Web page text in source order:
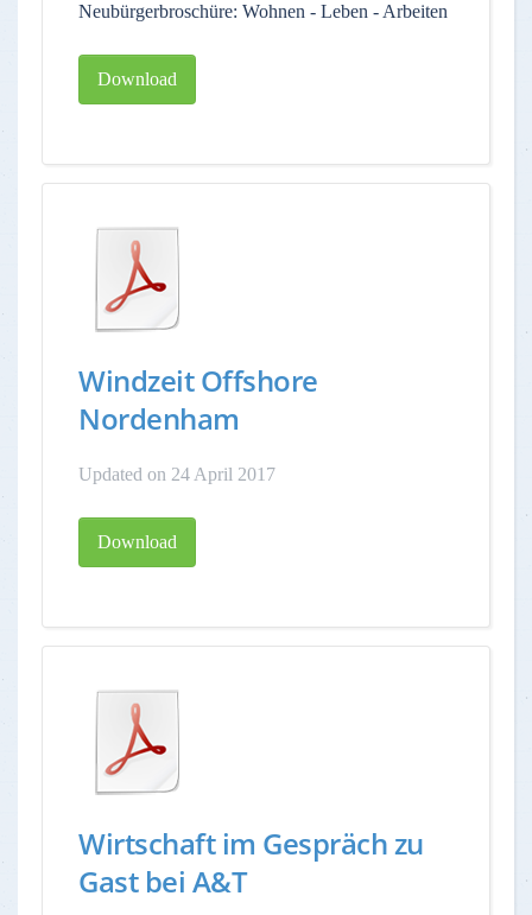
Neubürgerbroschüre: Wohnen - Leben - Arbeiten
Download
Windzeit Offshore
Nordenham
Updated on 24 April 2017
Download
Wirtschaft im Gespräch zu
Gast bei A&T